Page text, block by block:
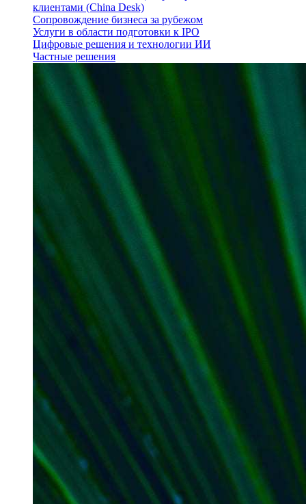
клиентами (China Desk)
Сопровождение бизнеса за рубежом
Услуги в области подготовки к IPO
Цифровые решения и технологии ИИ
Частные решения